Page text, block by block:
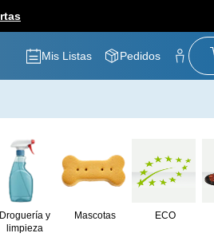
Mis Listas Pedidos
Droguería y
limpieza
Mascotas ECO